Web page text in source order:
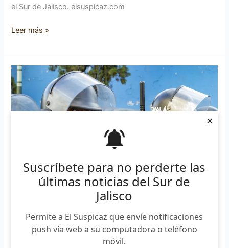
Suscríbete para no perderte las
últimas noticias del Sur de
Jalisco
Permite a El Suspicaz que envíe notificaciones
push vía web a su computadora o teléfono
móvil.
×
el Sur de Jalisco. elsuspicaz.com
Leer más »
5J: las desapariciones que el
Estado cometió… y el sistema
perdonó
5J:
las
desapariciones
que